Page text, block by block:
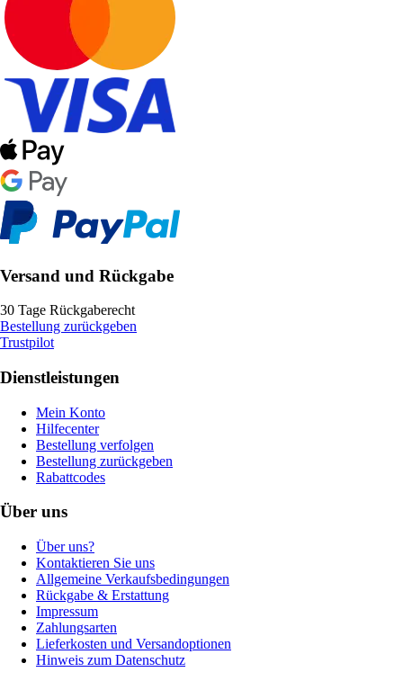
Versand und Rückgabe
30 Tage Rückgaberecht
Bestellung zurückgeben
Trustpilot
Dienstleistungen
Mein Konto
Hilfecenter
Bestellung verfolgen
Bestellung zurückgeben
Rabattcodes
Über uns
Über uns?
Kontaktieren Sie uns
Allgemeine Verkaufsbedingungen
Rückgabe & Erstattung
Impressum
Zahlungsarten
Lieferkosten und Versandoptionen
Hinweis zum Datenschutz